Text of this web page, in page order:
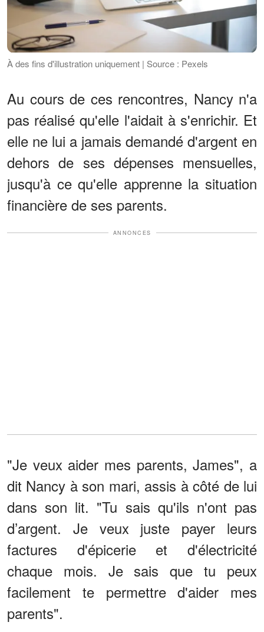
À des fins d'illustration uniquement | Source : Pexels
Au cours de ces rencontres, Nancy n'a
pas réalisé qu'elle l'aidait à s'enrichir. Et
elle ne lui a jamais demandé d'argent en
dehors de ses dépenses mensuelles,
jusqu'à ce qu'elle apprenne la situation
financière de ses parents.
ANNONCES
"Je veux aider mes parents, James", a
dit Nancy à son mari, assis à côté de lui
dans son lit. "Tu sais qu'ils n'ont pas
d’argent. Je veux juste payer leurs
factures d'épicerie et d'électricité
chaque mois. Je sais que tu peux
facilement te permettre d'aider mes
parents".